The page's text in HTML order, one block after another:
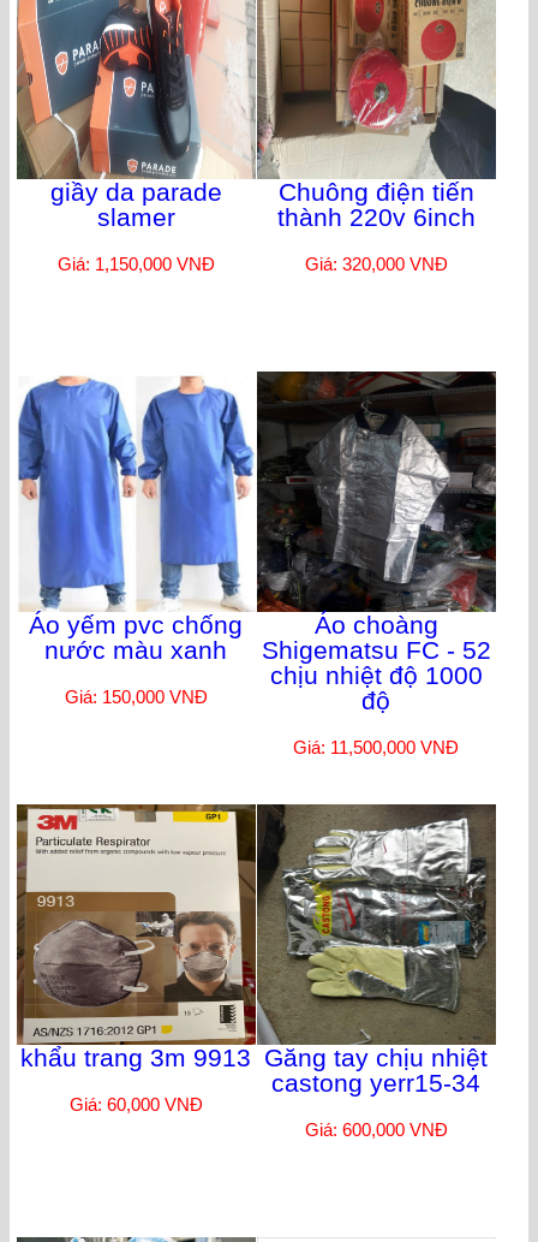
giầy da parade
slamer
Giá: 1,150,000 VNĐ
Chuông điện tiến
thành 220v 6inch
Giá: 320,000 VNĐ
Áo yếm pvc chống
nước màu xanh
Giá: 150,000 VNĐ
Áo choàng
Shigematsu FC - 52
chịu nhiệt độ 1000
độ
Giá: 11,500,000 VNĐ
khẩu trang 3m 9913
Giá: 60,000 VNĐ
Găng tay chịu nhiệt
castong yerr15-34
Giá: 600,000 VNĐ